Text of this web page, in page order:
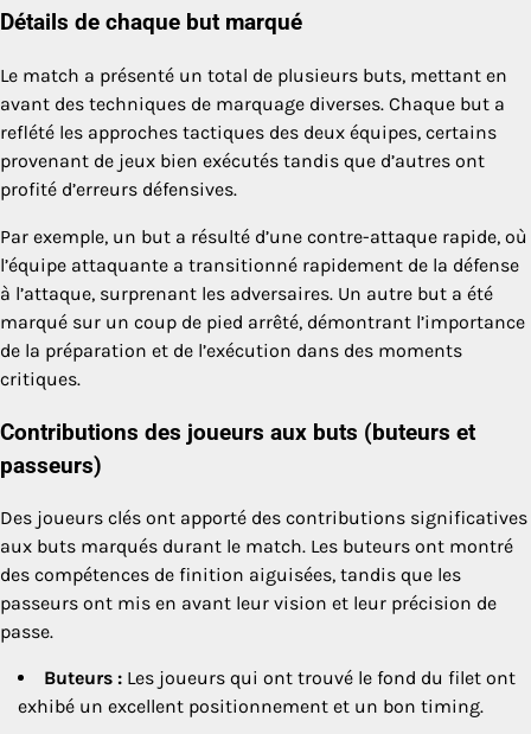
Détails de chaque but marqué
Le match a présenté un total de plusieurs buts, mettant en
avant des techniques de marquage diverses. Chaque but a
reflété les approches tactiques des deux équipes, certains
provenant de jeux bien exécutés tandis que d’autres ont
profité d’erreurs défensives.
Par exemple, un but a résulté d’une contre-attaque rapide, où
l’équipe attaquante a transitionné rapidement de la défense
à l’attaque, surprenant les adversaires. Un autre but a été
marqué sur un coup de pied arrêté, démontrant l’importance
de la préparation et de l’exécution dans des moments
critiques.
Contributions des joueurs aux buts (buteurs et
passeurs)
Des joueurs clés ont apporté des contributions significatives
aux buts marqués durant le match. Les buteurs ont montré
des compétences de finition aiguisées, tandis que les
passeurs ont mis en avant leur vision et leur précision de
passe.
Buteurs : Les joueurs qui ont trouvé le fond du filet ont
exhibé un excellent positionnement et un bon timing.